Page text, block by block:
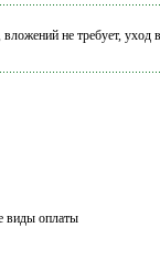
не требует, уход
виды оплаты